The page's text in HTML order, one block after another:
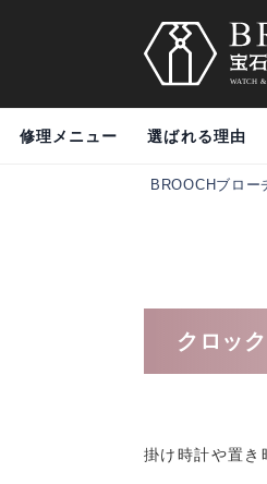
修理メニュー 選ばれる理由
BROOCHブロー
クロック
掛け時計や置き